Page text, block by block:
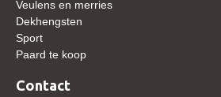
Verrichtingsonderzoek 2019-2020
Sport
Paard te koop
Veulens en merries
Dekhengsten
Sport
Paard te koop
Contact